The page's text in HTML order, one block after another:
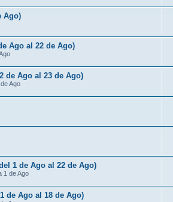
Ago)
Ago al 22 de Ago)
de Ago al 23 de Ago)
Ago
1 de Ago al 22 de Ago)
1 de Ago
de Ago al 18 de Ago)